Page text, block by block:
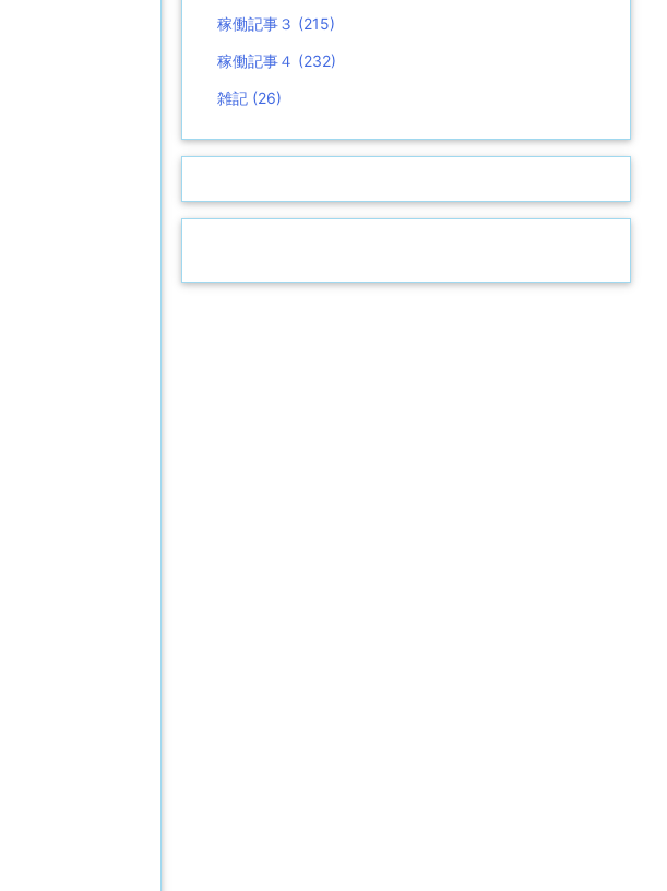
稼働記事３ (215)
稼働記事４ (232)
雑記 (26)